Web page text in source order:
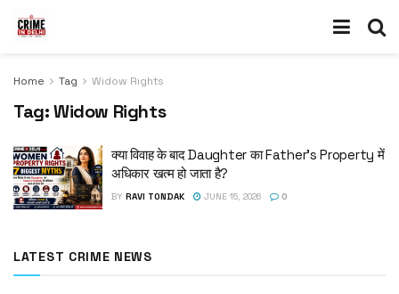
Home Tag Widow Rights
Tag:Widow Rights
क्या विवाह के बाद Daughter का Father’s Property में
अधिकार खत्म हो जाता है?
BY RAVI TONDAK JUNE 15, 2026 0
LATEST CRIME NEWS